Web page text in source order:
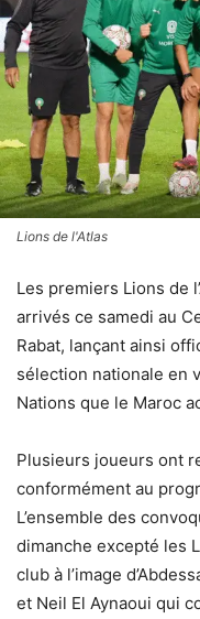
Lions de l'Atlas
Les premiers Lions de
arrivés ce samedi au
Rabat, lançant ainsi
sélection nationale en
Nations que le Maroc
Plusieurs joueurs ont
conformément au
L’ensemble des
dimanche excepté les
club à l’image
et Neil El Aynaoui qui